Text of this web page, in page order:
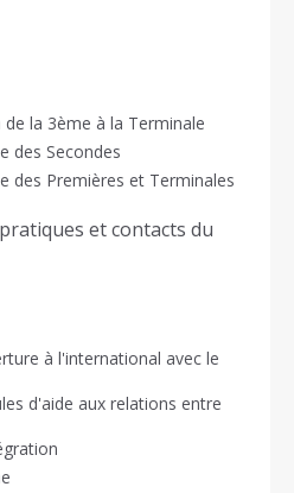
la 3ème à la Terminale
des Secondes
des Premières et Terminales
et contacts du
à l'international avec le
d'aide aux relations entre